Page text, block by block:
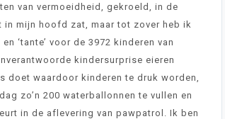
van vermoeidheid, gekroeld, in de
mijn hoofd zat, maar tot zover heb ik
‘tante’ voor de 3972 kinderen van
kindersurprise eieren
waardoor kinderen te druk worden,
zo’n 200 waterballonnen te vullen en
in de aflevering van pawpatrol. Ik ben